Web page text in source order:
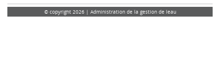
© copyright 2026 | Administration de la gestion de leau